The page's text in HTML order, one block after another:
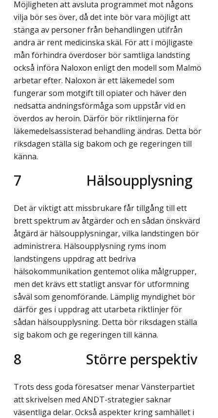
Möjligheten att avsluta programmet mot någons
vilja bör ses över, då det inte bör vara möjligt att
stänga av personer från behandlingen utifrån
andra är rent medicinska skäl. För att i möjligaste
mån förhindra överdoser bör samtliga landsting
också införa Naloxon enligt den modell som Malmö
arbetar efter. Naloxon är ett läkemedel som
fungerar som motgift till opiater och häver den
nedsatta andningsförmåga som uppstår vid en
överdos av heroin. Därför bör riktlinjerna för
läkemedelsassisterad behandling ändras. Detta bör
riksdagen ställa sig bakom och ge regeringen till
känna.
7 Hälsoupplysning
Det är viktigt att missbrukare får tillgång till ett
brett spektrum av åtgärder och en sådan önskvärd
åtgärd är hälsoupplysningar, vilka landstingen bör
administrera. Hälsoupplysning ryms inom
landstingens uppdrag att bedriva
hälsokommunikation gentemot olika målgrupper,
men det krävs ett statligt ansvar för utformning
såväl som genomförande. Lämplig myndighet bör
därför ges i uppdrag att utarbeta riktlinjer för
sådan hälsoupplysning. Detta bör riksdagen ställa
sig bakom och ge regeringen till känna.
8 Större perspektiv
Trots dess goda föresatser menar Vänsterpartiet
att skrivelsen med ANDT-strategier saknar
väsentliga delar. Också aspekter kring samhället i